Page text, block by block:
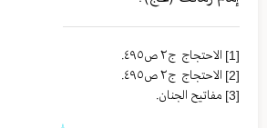
[1]
الاحتجاج ج٢ ص٤٩٥.
[2]
الاحتجاج ج٢ ص٤٩٥.
[3]
مفاتيح الجنان.